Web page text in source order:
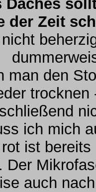
Daches
der Zeit
man den
ich mich
ist
Der
auch